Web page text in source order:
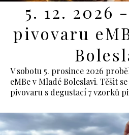
5. 12. 2026
pivovaru
V sobotu 5. prosince 2026
eMBe v Mladé Boleslavi. Těšit
pivovaru s degustací 7 vzorků